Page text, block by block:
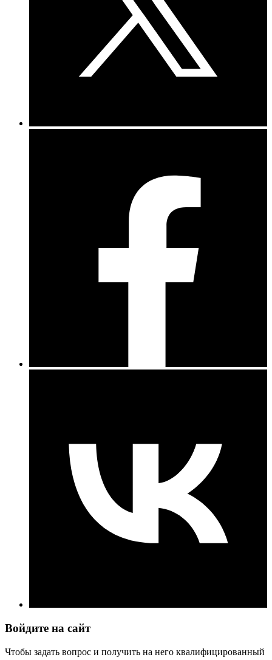
Войдите на сайт
Чтобы задать вопрос и получить на него квалифицированный